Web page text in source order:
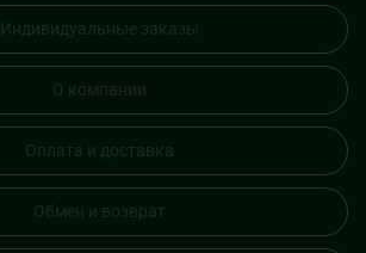
Индивидуальные заказы
О компании
Оплата и доставка
Обмен и возврат